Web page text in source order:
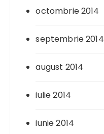
octombrie 2014
septembrie 2014
august 2014
iulie 2014
iunie 2014